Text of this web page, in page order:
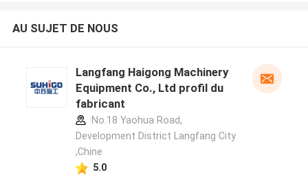
AU SUJET DE NOUS
Langfang Haigong Machinery
Equipment Co., Ltd profil du
fabricant
No.18 Yaohua Road,
Development District Langfang City
,Chine
5.0